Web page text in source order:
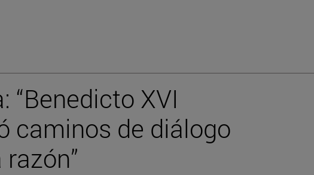
“Benedicto XVI
caminos de diálogo